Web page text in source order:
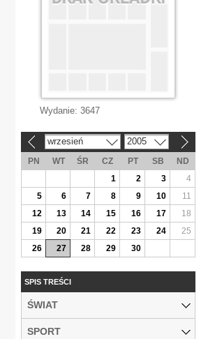
Wydanie: 3647
wrzesień 2005
PN WT ŚR CZ PT SB
ND
1
2 3
4
5
6 7 8 9 10
11
12
13 14 15 16 17
18
19
20 21 22 23 24
25
26
27 28 29 30
SPIS TREŚCI
ŚWIAT
SPORT